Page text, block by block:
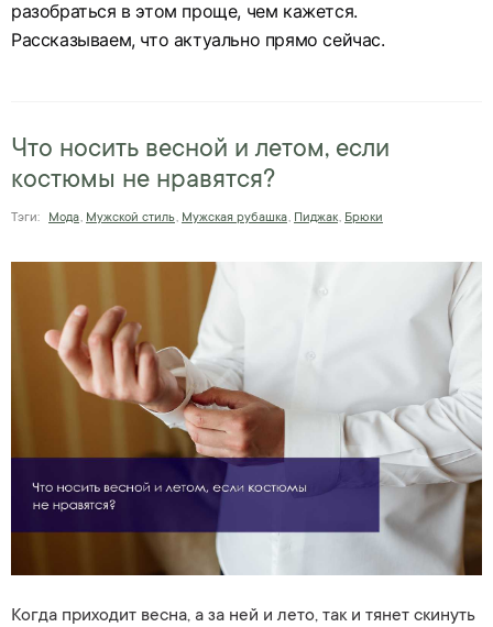
разобраться в этом проще, чем кажется.
Рассказываем, что актуально прямо сейчас.
Что носить весной и летом, если
костюмы не нравятся?
Тэги: Мода, Мужской стиль, Мужская рубашка, Пиджак, Брюки
Когда приходит весна, а за ней и лето, так и тянет скинуть